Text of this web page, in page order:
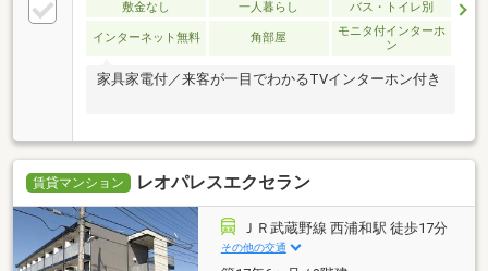
敷金なし 一人暮らし バス・トイレ別
インターネット無料 角部屋
モニタ付インターホ
ン
家具家電付／来客が一目でわかるTVインターホン付き
賃貸マンション レオパレスエクセラン
ＪＲ武蔵野線 西浦和駅 徒歩17分
その他の交通